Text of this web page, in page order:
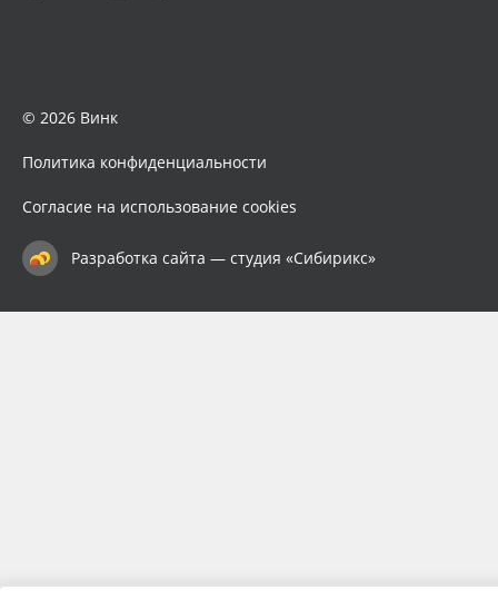
© 2026 Винк
Политика конфиденциальности
Согласие на использование cookies
Разработка сайта — студия «Сибирикс»